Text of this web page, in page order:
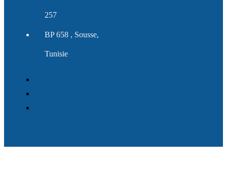
257
BP 658 , Sousse,
Tunisie